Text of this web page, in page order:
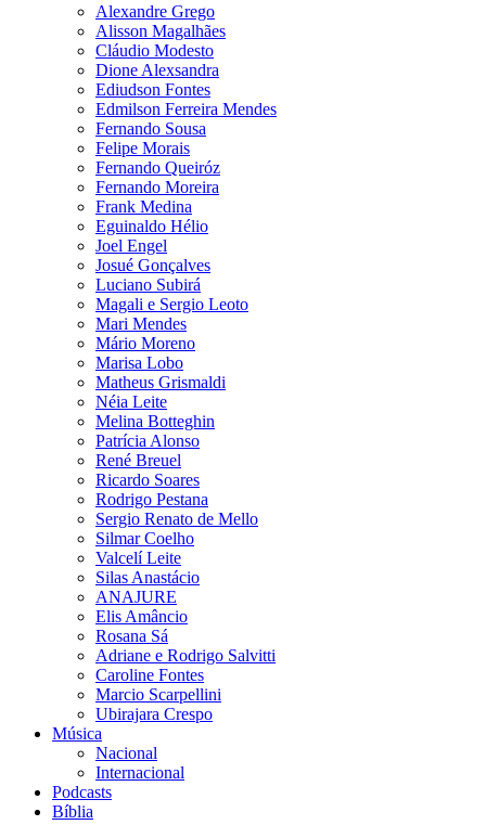
Alexandre Grego
Alisson Magalhães
Cláudio Modesto
Dione Alexsandra
Ediudson Fontes
Edmilson Ferreira Mendes
Fernando Sousa
Felipe Morais
Fernando Queiróz
Fernando Moreira
Frank Medina
Eguinaldo Hélio
Joel Engel
Josué Gonçalves
Luciano Subirá
Magali e Sergio Leoto
Mari Mendes
Mário Moreno
Marisa Lobo
Matheus Grismaldi
Néia Leite
Melina Botteghin
Patrícia Alonso
René Breuel
Ricardo Soares
Rodrigo Pestana
Sergio Renato de Mello
Silmar Coelho
Valcelí Leite
Silas Anastácio
ANAJURE
Elis Amâncio
Rosana Sá
Adriane e Rodrigo Salvitti
Caroline Fontes
Marcio Scarpellini
Ubirajara Crespo
Música
Nacional
Internacional
Podcasts
Bíblia